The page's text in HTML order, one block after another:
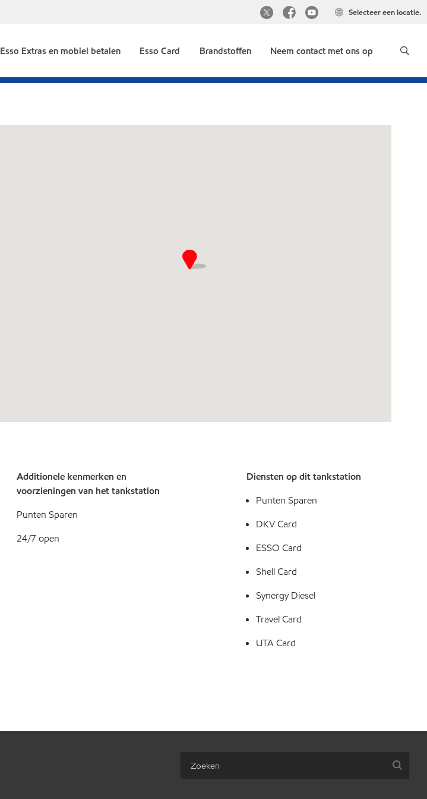
Selecteer een locatie.
Esso Extras en mobiel betalen Esso Card Brandstoffen Neem contact met ons op
Additionele kenmerken en
voorzieningen van het tankstation
Punten Sparen
24/7 open
Diensten op dit tankstation
Punten Sparen
DKV Card
ESSO Card
Shell Card
Synergy Diesel
Travel Card
UTA Card